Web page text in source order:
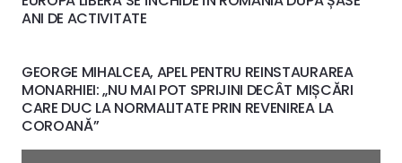
ANI DE ACTIVITATE
GEORGE MIHALCEA, APEL PENTRU REINSTAURAREA
MONARHIEI: „NU MAI POT SPRIJINI DECÂT MIȘCĂRI
CARE DUC LA NORMALITATE PRIN REVENIREA LA
COROANĂ”